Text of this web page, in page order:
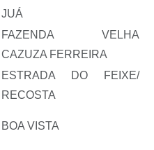
JUÁ
FAZENDA VELHA
CAZUZA FERREIRA
ESTRADA DO FEIXE/
RECOSTA
BOA VISTA